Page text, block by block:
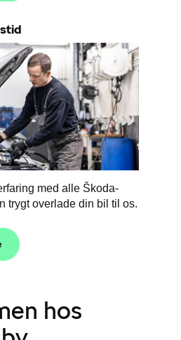
med alle Škoda-
trygt overlade din bil til os.
hos